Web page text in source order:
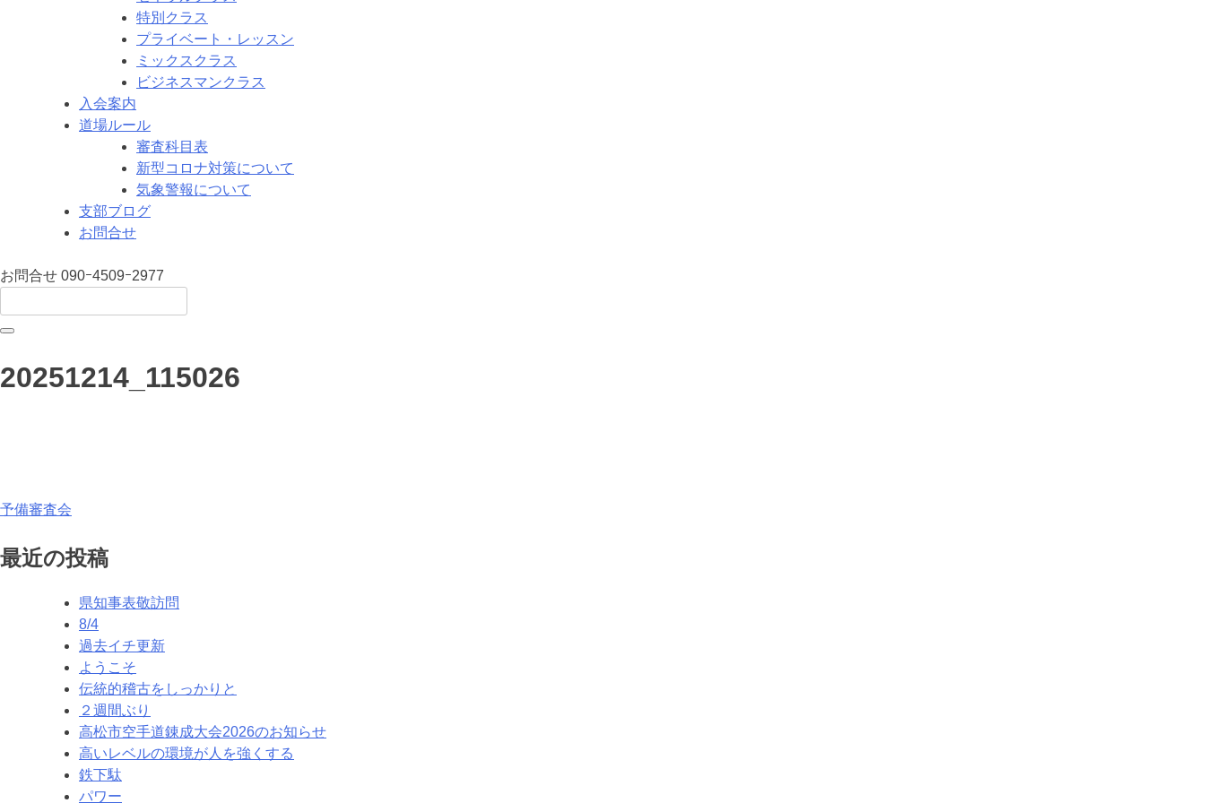
特別クラス
プライベート・レッスン
ミックスクラス
ビジネスマンクラス
入会案内
道場ルール
審査科目表
新型コロナ対策について
気象警報について
支部ブログ
お問合せ
お問合せ 090ｰ4509ｰ2977
20251214_115026
投
稿
予備審査会
最近の投稿
県知事表敬訪問
8/4
過去イチ更新
ようこそ
伝統的稽古をしっかりと
２週間ぶり
高松市空手道錬成大会2026のお知らせ
高いレベルの環境が人を強くする
鉄下駄
パワー